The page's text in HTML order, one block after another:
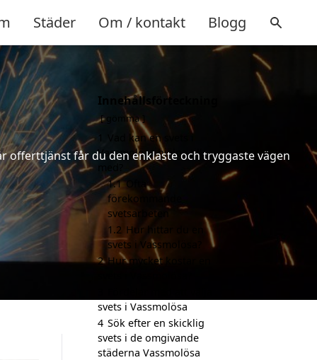
Städer Om / kontakt Blogg
offerttjänst får du den enklaste och tryggaste vägen
Innehållsförteckning
gömma
Vad kan en svets i
Vassmolösa hjälpa till
1.1 Ofta
förekommande
svetsarbeten
1.2 Hur hittar du en
svets i Vassmolösa?
2 Hur mycket kostar en
svets i Vassmolösa
4 Sök efter en skicklig
svets i de omgivande
städerna Vassmolösa